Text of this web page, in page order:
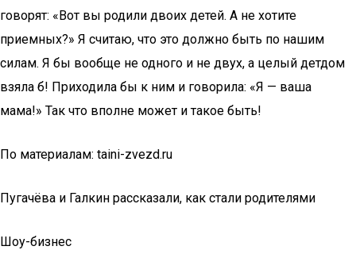
говорят: «Вот вы родили двоих детей. А не хотите
приемных?» Я считаю, что это должно быть по нашим
силам. Я бы вообще не одного и не двух, а целый детдом
взяла б! Приходила бы к ним и говорила: «Я — ваша
мама!» Так что вполне может и такое быть!
По материалам: taini-zvezd.ru
Пугачёва и Галкин рассказали, как стали родителями
Шоу-бизнес